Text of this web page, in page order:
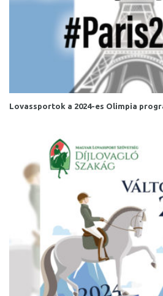
Lovassportok a 2024-es Olimpia